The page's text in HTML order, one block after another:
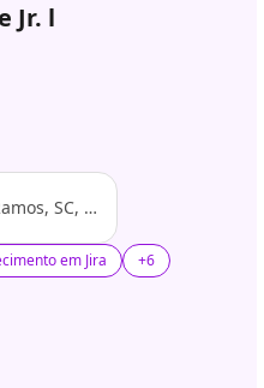
Jr. l
SC, Brasil
em Jira +6